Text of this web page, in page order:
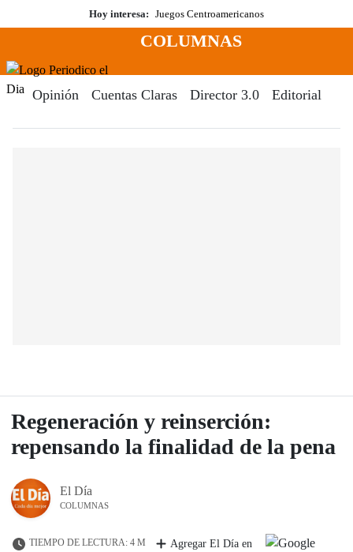
al
Hoy interesa: Juegos Centroamericanos
Menú
COLUMNAS
Opinión Cuentas Claras Director 3.0 Editorial
Regeneración y reinserción:
repensando la finalidad de la pena
El Día
COLUMNAS
TIEMPO DE LECTURA: 4 M Agregar El Día en